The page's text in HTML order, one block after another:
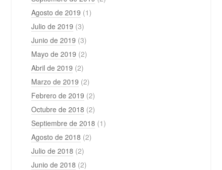
Agosto de 2019 (1)
Julio de 2019 (3)
Junio de 2019 (3)
Mayo de 2019 (2)
Abril de 2019 (2)
Marzo de 2019 (2)
Febrero de 2019 (2)
Octubre de 2018 (2)
Septiembre de 2018 (1)
Agosto de 2018 (2)
Julio de 2018 (2)
Junio de 2018 (2)